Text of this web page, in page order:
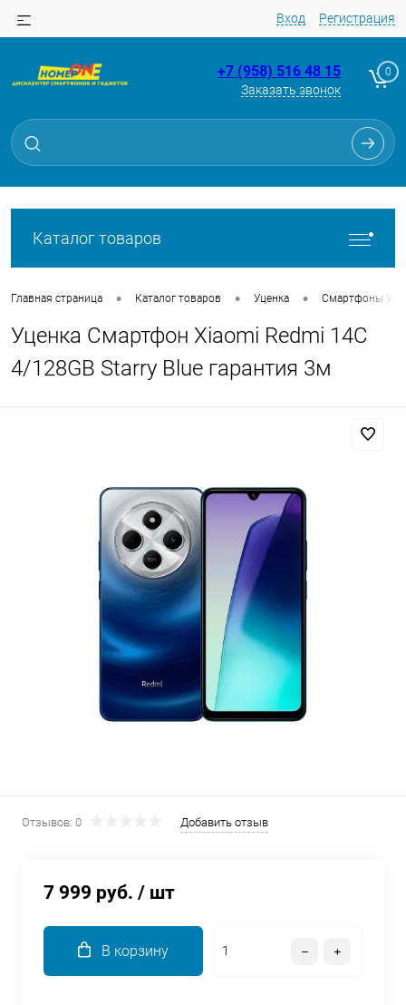
Вход Регистрация
+7 (958) 516 48 15
Заказать звонок
0
Каталог товаров
Главная страница • Каталог товаров • Уценка • Смартфоны
Уценка Смартфон Xiaomi Redmi 14C
4/128GB Starry Blue гарантия 3м
Отзывов: 0 Добавить отзыв
7 999 руб. / шт
В корзину
Для клиентов всех банков
Разбейте
без переплат
Сегодня
Оплачивайте сегодня только
% картой любого банка
Получайте товар
выбранный способом
Оставшиеся75
% будут
списыватьсяс вашей карты
%каждые 2 недели
об оплате Плайтом
Остались вопросы?
8 800 302-02-51
plait.ru